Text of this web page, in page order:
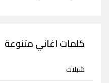
كلمات اغاني متنوعة
شيلات